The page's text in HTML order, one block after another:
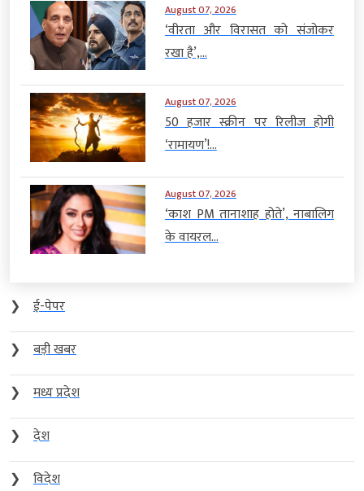
August 07, 2026
‘वीरता और विरासत को संजोकर
रखा है’,...
August 07, 2026
50 हजार स्क्रीन पर रिलीज होगी
‘रामायण’!...
August 07, 2026
‘काश PM तानाशाह होते’, नाबालिग
के वायरल...
❯
ई-पेपर
❯
बड़ी खबर
❯
मध्य प्रदेश
❯
देश
❯
विदेश